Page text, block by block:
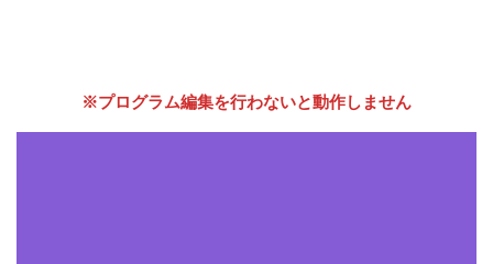
※プログラム編集を行わないと動作しません